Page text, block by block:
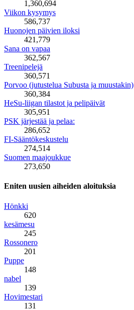
1,360,694
Viikon kysymys
586,737
Huonojen päivien iloksi
421,779
Sana on vapaa
362,567
Treenipelejä
360,571
Porvoo (jutustelua Subusta ja muustakin)
360,384
HeSu-liigan tilastot ja pelipäivät
305,951
PSK järjestää ja pelaa:
286,652
FI-Sääntökeskustelu
274,514
Suomen maajoukkue
273,650
Eniten uusien aiheiden aloituksia
Hönkki
620
kesämesu
245
Rossonero
201
Puppe
148
nabel
139
Hovimestari
131